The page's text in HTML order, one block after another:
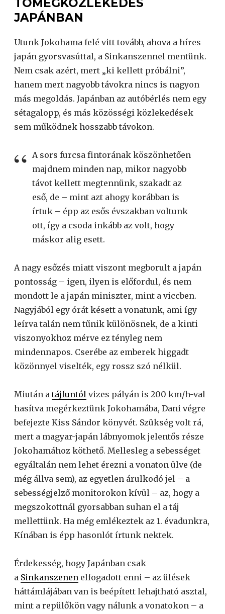
TÖMEGKÖZLEKEDÉS
JAPÁNBAN
Utunk Jokohama felé vitt tovább, ahova a híres
japán gyorsvasúttal, a Sinkanszennel mentünk.
Nem csak azért, mert „ki kellett próbálni”,
hanem mert nagyobb távokra nincs is nagyon
más megoldás. Japánban az autóbérlés nem egy
sétagalopp, és más közösségi közlekedések
sem működnek hosszabb távokon.
A sors furcsa fintorának köszönhetően
majdnem minden nap, mikor nagyobb
távot kellett megtennünk, szakadt az
eső, de – mint azt ahogy korábban is
írtuk – épp az esős évszakban voltunk
ott, így a csoda inkább az volt, hogy
máskor alig esett.
A nagy esőzés miatt viszont megborult a japán
pontosság – igen, ilyen is előfordul, és nem
mondott le a japán miniszter, mint a viccben.
Nagyjából egy órát késett a vonatunk, ami így
leírva talán nem tűnik különösnek, de a kinti
viszonyokhoz mérve ez tényleg nem
mindennapos. Cserébe az emberek higgadt
közönnyel viselték, egy rossz szó nélkül.
Miután atájfuntól vizes pályán is 200 km/h-val
hasítva megérkeztünk Jokohamába, Dani végre
befejezte Kiss Sándor könyvét. Szükség volt rá,
mert a magyar-japán lábnyomok jelentős része
Jokohamához köthető. Mellesleg a sebességet
egyáltalán nem lehet érezni a vonaton ülve (de
még állva sem), az egyetlen árulkodó jel – a
sebességjelző monitorokon kívül – az, hogy a
megszokottnál gyorsabban suhan el a táj
mellettünk. Ha még emlékeztek az 1. évadunkra,
Kínában is épp hasonlót írtunk nektek.
Érdekesség, hogy Japánban csak
a Sinkanszenen elfogadott enni – az ülések
háttámlájában van is beépített lehajtható asztal,
mint a repülőkön vagy nálunk a vonatokon – a